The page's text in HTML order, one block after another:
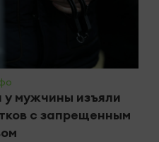
у мужчины изъяли
с запрещенным